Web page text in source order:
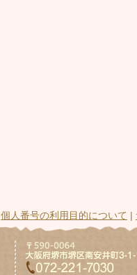
個人番号の利用目的について |